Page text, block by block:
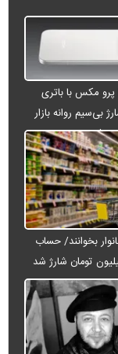
ردمی K۱۰۰ پرو مکس با باتری
بی‌سیم روانه بازار
می‌شود
بخوانند/ حساب